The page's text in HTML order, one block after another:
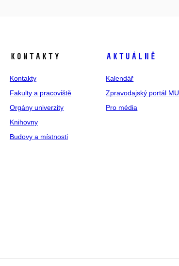
Kontakty
Kontakty
Fakulty a pracoviště
Orgány univerzity
Knihovny
Budovy a místnosti
Aktuálně
Kalendář
Zpravodajský portál MU
Pro média